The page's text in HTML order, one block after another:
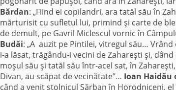
Bărdan: „Fiind ei copilandri, ara tatăl său în
mărturisit cu sufletul lui, primind şi carte de
de demult, pe Gavril Miclescul vornic în
Budăi: „A auzit pe Pintilei, vitregul său…
i-a lăsat, trăgându-i vecini de Zahareşti şi,
moşul său şi tatăl său într-acel sat, în
Divan, au scăpat de vecinătate”… Ioan Haidău
când a venit stolnicul Şărban în Horodniceni,